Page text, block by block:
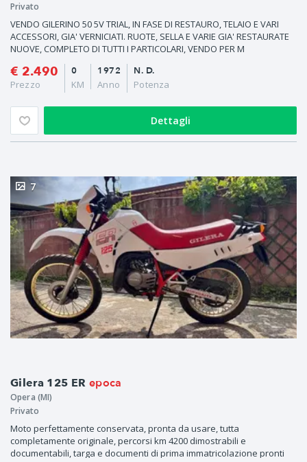
Privato
VENDO GILERINO 50 5V TRIAL, IN FASE DI RESTAURO, TELAIO E VARI
ACCESSORI, GIA' VERNICIATI. RUOTE, SELLA E VARIE GIA' RESTAURATE
NUOVE, COMPLETO DI TUTTI I PARTICOLARI, VENDO PER M
€ 2.490
Prezzo
1972
Anno
0
KM
N. D.
Potenza
Dettagli
Gilera 125 ER epoca
7
Opera (MI)
Privato
Moto perfettamente conservata, pronta da usare, tutta
completamente originale, percorsi km 4200 dimostrabili e
documentabili, targa e documenti di prima immatricolazione pronti